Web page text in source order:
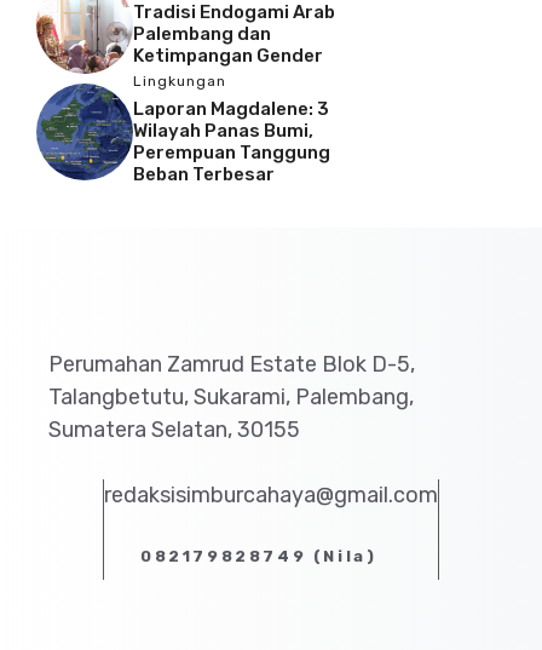
Tradisi Endogami Arab
Palembang dan
Ketimpangan Gender
Lingkungan
Laporan Magdalene: 3
Wilayah Panas Bumi,
Perempuan Tanggung
Beban Terbesar
Perumahan Zamrud Estate Blok D-5,
Talangbetutu, Sukarami, Palembang,
Sumatera Selatan, 30155
redaksisimburcahaya@gmail.com
082179828749 (Nila)